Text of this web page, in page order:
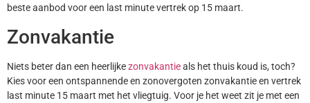
beste aanbod voor een last minute vertrek op 15 maart.
Zonvakantie
Niets beter dan een heerlijkezonvakantieals het thuis koud is, toch?
Kies voor een ontspannende en zonovergoten zonvakantie en vertrek
last minute 15 maart met het vliegtuig. Voor je het weet zit je met een